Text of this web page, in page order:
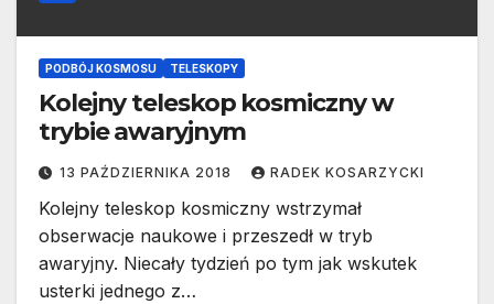
PODBÓJ KOSMOSU TELESKOPY
Kolejny teleskop kosmiczny w
trybie awaryjnym
13 PAŹDZIERNIKA 2018 RADEK KOSARZYCKI
Kolejny teleskop kosmiczny wstrzymał
obserwacje naukowe i przeszedł w tryb
awaryjny. Niecały tydzień po tym jak wskutek
usterki jednego z…